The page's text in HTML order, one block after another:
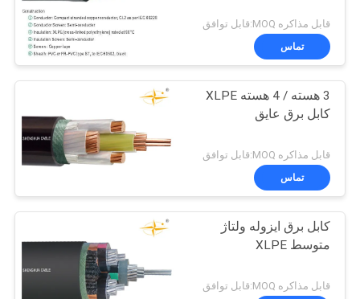
قابل مذاکره MOQ:قابل توافق
تماس
3 هسته / 4 هسته XLPE
کابل برق عایق
قابل مذاکره MOQ:قابل توافق
تماس
کابل برق ایزوله ولتاژ
متوسط ​​XLPE
قابل مذاکره MOQ:قابل توافق